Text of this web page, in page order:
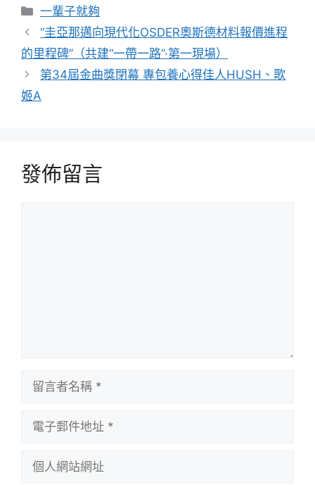
分
類
一輩子就夠
“圭亞那邁向現代化OSDER奧斯德材料報價進程
的里程碑”（共建“一帶一路”·第一現場）
第34屆金曲獎閉幕 專包養心得佳人HUSH、歌
姬A
發佈留言